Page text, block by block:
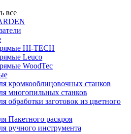
все
HI-TECH
Leuco
WoodTec
кромкооблицовочных станков
многопильных станков
обработки заготовок из цветного
Пакетного раскроя
ручного инструмента